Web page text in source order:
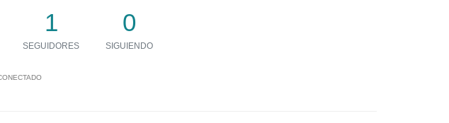
1
SEGUIDORES
0
SIGUIENDO